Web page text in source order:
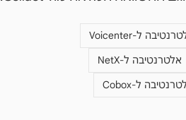
ל-Voicenter
אלטרנטיבה ל-NetX
ל-Cobox